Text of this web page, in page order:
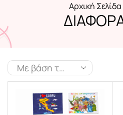
Αρχική Σελίδα